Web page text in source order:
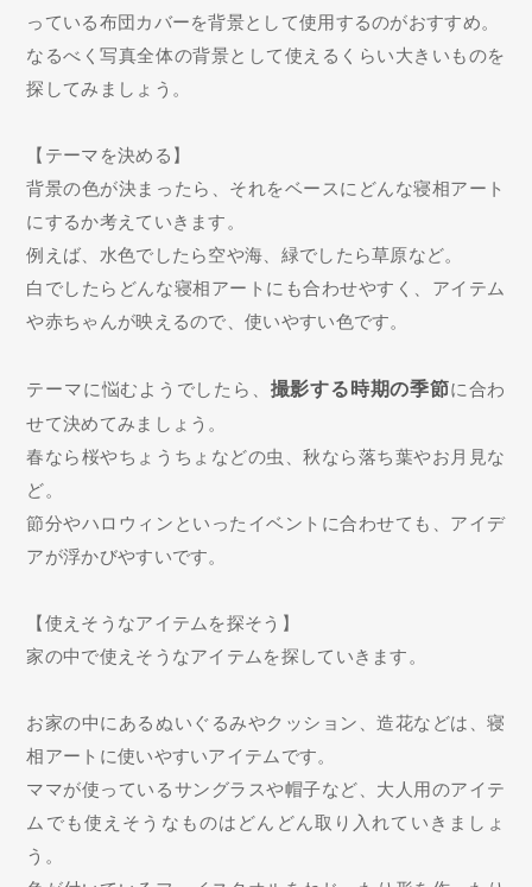
っている布団カバーを背景として使用するのがおすすめ。
なるべく写真全体の背景として使えるくらい大きいものを
探してみましょう。
【テーマを決める】
背景の色が決まったら、それをベースにどんな寝相アート
にするか考えていきます。
例えば、水色でしたら空や海、緑でしたら草原など。
白でしたらどんな寝相アートにも合わせやすく、アイテム
や赤ちゃんが映えるので、使いやすい色です。
テーマに悩むようでしたら、 撮影する時期の季節に合わ
せて決めてみましょう。
春なら桜やちょうちょなどの虫、秋なら落ち葉やお月見な
ど。
節分やハロウィンといったイベントに合わせても、アイデ
アが浮かびやすいです。
【使えそうなアイテムを探そう】
家の中で使えそうなアイテムを探していきます。
お家の中にあるぬいぐるみやクッション、造花などは、寝
相アートに使いやすいアイテムです。
ママが使っているサングラスや帽子など、大人用のアイテ
ムでも使えそうなものはどんどん取り入れていきましょ
う。